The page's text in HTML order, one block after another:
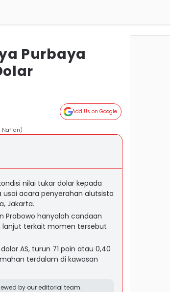
Purbaya
Add Us on Google
Nafi'an)
nilai tukar dolar kepada
usai acara penyerahan alutsista
Jakarta.
Prabowo hanyalah candaan
terkait momen tersebut
AS, turun 71 poin atau 0,40
terdalam di kawasan
by our editorial team.